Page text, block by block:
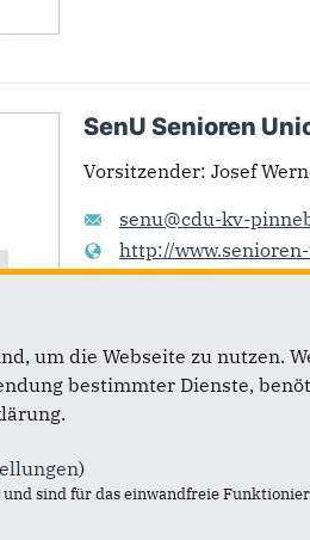
SenU Senioren
Vorsitzender: Josef
senu@cdu-kv-
http://
um die Webseite zu
bestimmter Dienste,
)
sind für das einwandfreie